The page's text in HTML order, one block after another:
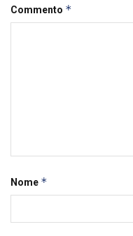
Commento *
Nome *